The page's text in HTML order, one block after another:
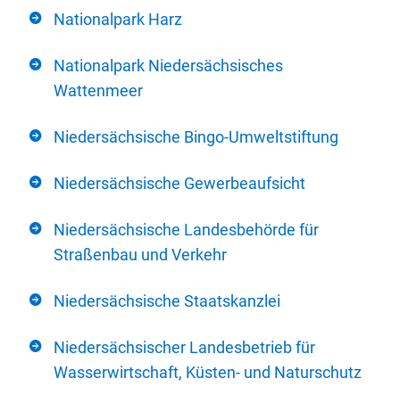
Nationalpark Harz
Nationalpark Niedersächsisches
Wattenmeer
Niedersächsische Bingo-Umweltstiftung
Niedersächsische Gewerbeaufsicht
Niedersächsische Landesbehörde für
Straßenbau und Verkehr
Niedersächsische Staatskanzlei
Niedersächsischer Landesbetrieb für
Wasserwirtschaft, Küsten- und Naturschutz